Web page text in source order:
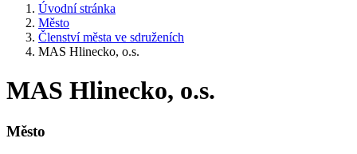
Úvodní stránka
Město
Členství města ve sdruženích
MAS Hlinecko, o.s.
MAS Hlinecko, o.s.
Město